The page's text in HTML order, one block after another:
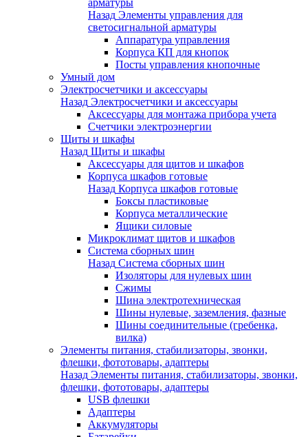
арматуры
Назад Элементы управления для
светосигнальной арматуры
Аппаратура управления
Корпуса КП для кнопок
Посты управления кнопочные
Умный дом
Электросчетчики и аксессуары
Назад Электросчетчики и аксессуары
Аксессуары для монтажа прибора учета
Счетчики электроэнергии
Щиты и шкафы
Назад Щиты и шкафы
Аксессуары для щитов и шкафов
Корпуса шкафов готовые
Назад Корпуса шкафов готовые
Боксы пластиковые
Корпуса металлические
Ящики силовые
Микроклимат щитов и шкафов
Система сборных шин
Назад Система сборных шин
Изоляторы для нулевых шин
Сжимы
Шина электротехническая
Шины нулевые, заземления, фазные
Шины соединительные (гребенка,
вилка)
Элементы питания, стабилизаторы, звонки,
флешки, фототовары, адаптеры
Назад Элементы питания, стабилизаторы, звонки,
флешки, фототовары, адаптеры
USB флешки
Адаптеры
Аккумуляторы